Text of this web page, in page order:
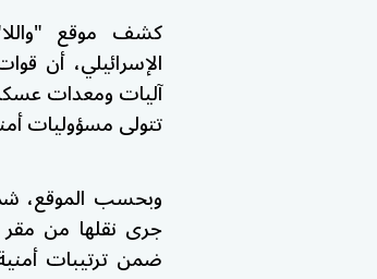
كشف موقع
الإسرائيلي، أن
آليات ومعدات
تتولى مسؤوليات
وبحسب الموقع،
جرى نقلها من مقر
ضمن ترتيبات